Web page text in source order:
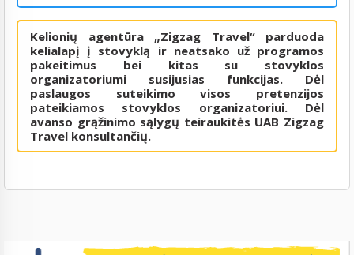
Kelionių agentūra „Zigzag Travel“ parduoda
kelialapį į stovyklą ir neatsako už programos
pakeitimus bei kitas su stovyklos
organizatoriumi susijusias funkcijas. Dėl
paslaugos suteikimo visos pretenzijos
pateikiamos stovyklos organizatoriui. Dėl
avanso grąžinimo sąlygų teiraukitės UAB Zigzag
Travel konsultančių.